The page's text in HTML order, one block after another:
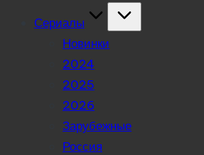
Сериалы
Новинки
2024
2025
2026
Зарубежные
Россия